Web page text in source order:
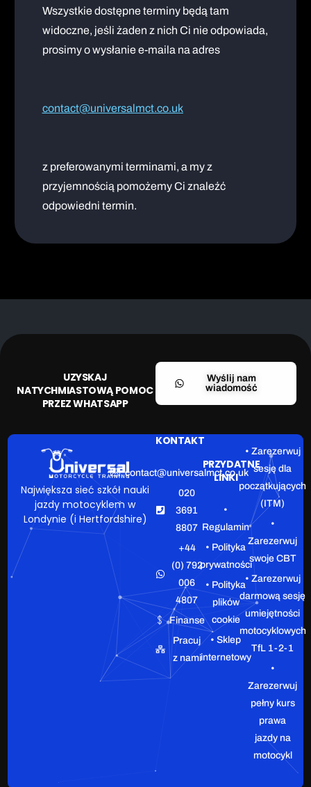
Wszystkie dostępne terminy będą tam
widoczne, jeśli żaden z nich Ci nie odpowiada,
prosimy o wysłanie e-maila na adres
contact@universalmct.co.uk
z preferowanymi terminami, a my z
przyjemnością pomożemy Ci znaleźć
odpowiedni termin.
UZYSKAJ
NATYCHMIASTOWĄ POMOC
PRZEZ WHATSAPP
Wyślij nam
wiadomość
Największa sieć szkół nauki
jazdy motocyklem w
Londynie (i Hertfordshire)
KONTAKT
contact@universalmct.co.uk
020
3691
8807
+44
(0) 792
006
4807
Finanse
Pracuj
z nami
PRZYDATNE
LINKI
•
Regulamin
• Polityka
prywatności
• Polityka
plików
cookie
• Sklep
internetowy
• Zarezerwuj
sesję dla
początkujących
(ITM)
•
Zarezerwuj
swoje CBT
• Zarezerwuj
darmową sesję
umiejętności
motocyklowych
TfL 1-2-1
•
Zarezerwuj
pełny kurs
prawa
jazdy na
motocykl